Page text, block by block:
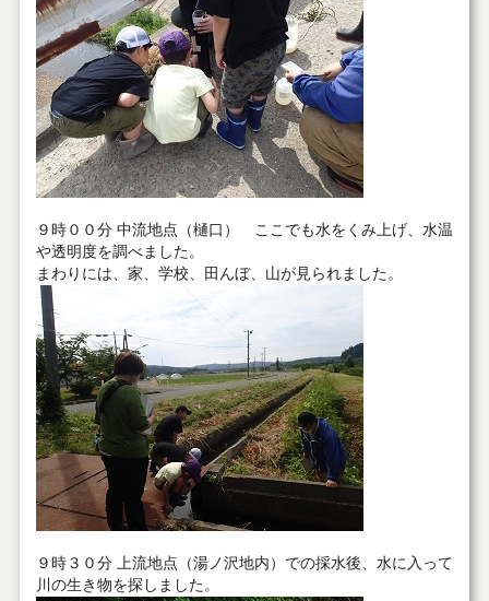
９時００分 中流地点（樋口） ここでも水をくみ上げ、水温
や透明度を調べました。
まわりには、家、学校、田んぼ、山が見られました。
９時３０分 上流地点（湯ノ沢地内）での採水後、水に入って
川の生き物を探しました。